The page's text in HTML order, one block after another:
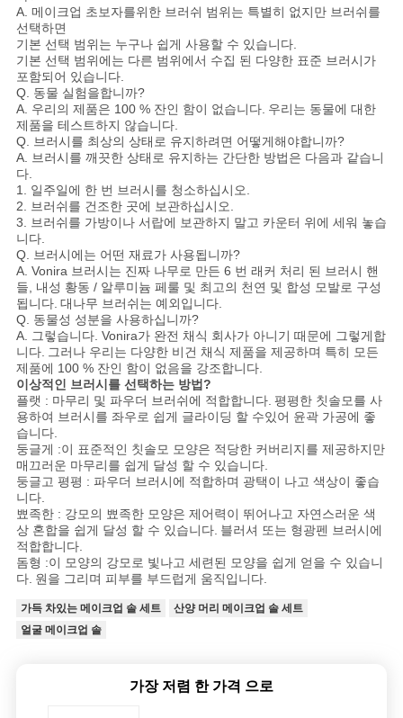
A. 메이크업 초보자를위한 브러쉬 범위는 특별히 없지만 브러쉬를
선택하면
기본 선택 범위는 누구나 쉽게 사용할 수 있습니다.
기본 선택 범위에는 다른 범위에서 수집 된 다양한 표준 브러시가
포함되어 있습니다.
Q. 동물 실험을합니까?
A. 우리의 제품은 100 % 잔인 함이 없습니다. 우리는 동물에 대한
제품을 테스트하지 않습니다.
Q. 브러시를 최상의 상태로 유지하려면 어떻게해야합니까?
A. 브러시를 깨끗한 상태로 유지하는 간단한 방법은 다음과 같습니
다.
1. 일주일에 한 번 브러시를 청소하십시오.
2. 브러쉬를 건조한 곳에 보관하십시오.
3. 브러쉬를 가방이나 서랍에 보관하지 말고 카운터 위에 세워 놓습
니다.
Q. 브러시에는 어떤 재료가 사용됩니까?
A. Vonira 브러시는 진짜 나무로 만든 6 번 래커 처리 된 브러시 핸
들, 내성 황동 / 알루미늄 페룰 및 최고의 천연 및 합성 모발로 구성
됩니다. 대나무 브러쉬는 예외입니다.
Q. 동물성 성분을 사용하십니까?
A. 그렇습니다. Vonira가 완전 채식 회사가 아니기 때문에 그렇게합
니다. 그러나 우리는 다양한 비건 채식 제품을 제공하며 특히 모든
제품에 100 % 잔인 함이 없음을 강조합니다.
이상적인 브러시를 선택하는 방법?
플랫 : 마무리 및 파우더 브러쉬에 적합합니다. 평평한 칫솔모를 사
용하여 브러시를 좌우로 쉽게 글라이딩 할 수있어 윤곽 가공에 좋
습니다.
둥글게 :이 표준적인 칫솔모 모양은 적당한 커버리지를 제공하지만
매끄러운 마무리를 쉽게 달성 할 수 있습니다.
둥글고 평평 : 파우더 브러시에 적합하며 광택이 나고 색상이 좋습
니다.
뾰족한 : 강모의 뾰족한 모양은 제어력이 뛰어나고 자연스러운 색
상 혼합을 쉽게 달성 할 수 있습니다. 블러셔 또는 형광펜 브러시에
적합합니다.
돔형 :이 모양의 강모로 빛나고 세련된 모양을 쉽게 얻을 수 있습니
다. 원을 그리며 피부를 부드럽게 움직입니다.
가득 차있는 메이크업 솔 세트
산양 머리 메이크업 솔 세트
얼굴 메이크업 솔
가장 저렴 한 가격 으로